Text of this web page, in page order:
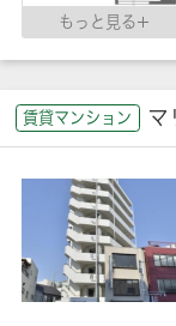
もっと見る
賃貸マンション マ